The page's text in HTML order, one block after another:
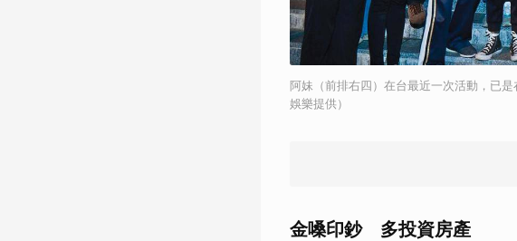
阿妹（前排右四）在台最近一次活動，已
娛樂提供）
金嗓印鈔 多投資房產